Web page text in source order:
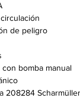
de peligro
bomba manual
208284 Scharmüller